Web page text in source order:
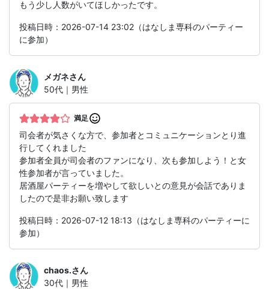
もう少し人数がいてほしかったです。
投稿日時：2026-07-14 23:02（はなしま専科のパーティー
に参加）
メガネさん
50代｜男性
満足
司会者が気さくな方で、参加者とコミュニケーションとり進
行してくれました
参加者全員が司会者のファンになり、次も参加しよう！と女
性参加者が言っていました。
居酒屋パーティーを増やして欲しいとの意見が会話でありま
したので是非お願い致します
投稿日時：2026-07-12 18:13（はなしま専科のパーティーに
参加）
chaos.さん
30代｜男性